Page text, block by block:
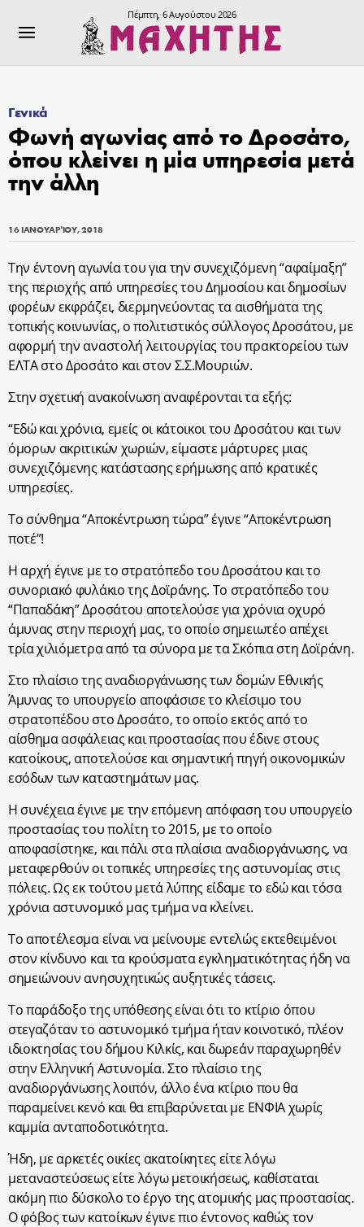
Πέμπτη, 6 Αυγούστου 2026
Γενικά
Φωνή αγωνίας από το Δροσάτο,
όπου κλείνει η μία υπηρεσία μετά
την άλλη
16 ΙΑΝΟΥΑΡΊΟΥ, 2018
Την έντονη αγωνία του για την συνεχιζόμενη “αφαίμαξη”
της περιοχής από υπηρεσίες του Δημοσίου και δημοσίων
φορέων εκφράζει, διερμηνεύοντας τα αισθήματα της
τοπικής κοινωνίας, ο πολιτιστικός σύλλογος Δροσάτου, με
αφορμή την αναστολή λειτουργίας του πρακτορείου των
ΕΛΤΑ στο Δροσάτο και στον Σ.Σ.Μουριών.
Στην σχετική ανακοίνωση αναφέρονται τα εξής:
“Εδώ και χρόνια, εμείς οι κάτοικοι του Δροσάτου και των
όμορων ακριτικών χωριών, είμαστε μάρτυρες μιας
συνεχιζόμενης κατάστασης ερήμωσης από κρατικές
υπηρεσίες.
Το σύνθημα “Αποκέντρωση τώρα” έγινε “Αποκέντρωση
ποτέ”!
Η αρχή έγινε με το στρατόπεδο του Δροσάτου και το
συνοριακό φυλάκιο της Δοϊράνης. Το στρατόπεδο του
“Παπαδάκη” Δροσάτου αποτελούσε για χρόνια οχυρό
άμυνας στην περιοχή μας, το οποίο σημειωτέο απέχει
τρία χιλιόμετρα από τα σύνορα με τα Σκόπια στη Δοϊράνη.
Στο πλαίσιο της αναδιοργάνωσης των δομών Εθνικής
Άμυνας το υπουργείο αποφάσισε το κλείσιμο του
στρατοπέδου στο Δροσάτο, το οποίο εκτός από το
αίσθημα ασφάλειας και προστασίας που έδινε στους
κατοίκους, αποτελούσε και σημαντική πηγή οικονομικών
εσόδων των καταστημάτων μας.
Η συνέχεια έγινε με την επόμενη απόφαση του υπουργείο
προστασίας του πολίτη το 2015, με το οποίο
αποφασίστηκε, και πάλι στα πλαίσια αναδιοργάνωσης, να
μεταφερθούν οι τοπικές υπηρεσίες της αστυνομίας στις
πόλεις. Ως εκ τούτου μετά λύπης είδαμε το εδώ και τόσα
χρόνια αστυνομικό μας τμήμα να κλείνει.
Το αποτέλεσμα είναι να μείνουμε εντελώς εκτεθειμένοι
στον κίνδυνο και τα κρούσματα εγκληματικότητας ήδη να
σημειώνουν ανησυχητικώς αυξητικές τάσεις.
Το παράδοξο της υπόθεσης είναι ότι το κτίριο όπου
στεγαζόταν το αστυνομικό τμήμα ήταν κοινοτικό, πλέον
ιδιοκτησίας του δήμου Κιλκίς, και δωρεάν παραχωρηθέν
στην Ελληνική Αστυνομία. Στο πλαίσιο της
αναδιοργάνωσης λοιπόν, άλλο ένα κτίριο που θα
παραμείνει κενό και θα επιβαρύνεται με ΕΝΦΙΑ χωρίς
καμμία ανταποδοτικότητα.
Ήδη, με αρκετές οικίες ακατοίκητες είτε λόγω
μεταναστεύσεως είτε λόγω μετοικήσεως, καθίσταται
ακόμη πιο δύσκολο το έργο της ατομικής μας προστασίας.
Ο φόβος των κατοίκων έγινε πιο έντονος καθώς τον